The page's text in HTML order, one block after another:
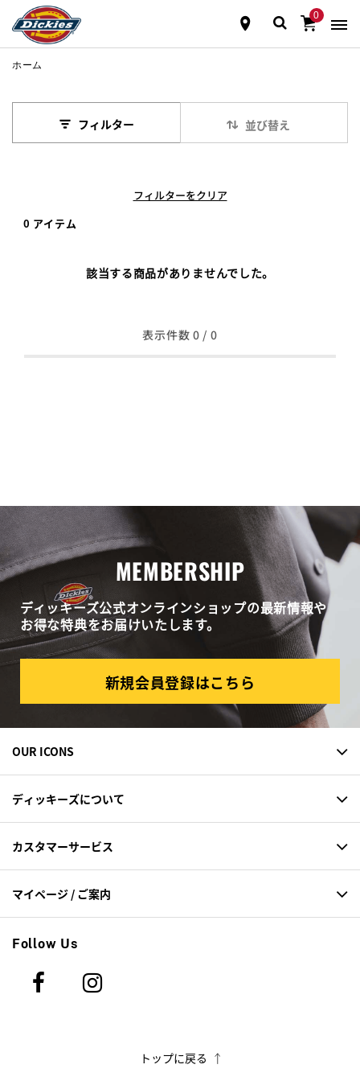
0
ホーム
並び替え
フィルター
フィルターをクリア
0 アイテム
該当する商品がありませんでした。
表示件数 0 / 0
MEMBERSHIP
ディッキーズ公式オンラインショップの最新情報や
お得な特典をお届けいたします。
新規会員登録はこちら
OUR ICONS
ディッキーズについて
カスタマーサービス
マイページ / ご案内
Follow Us
トップに戻る